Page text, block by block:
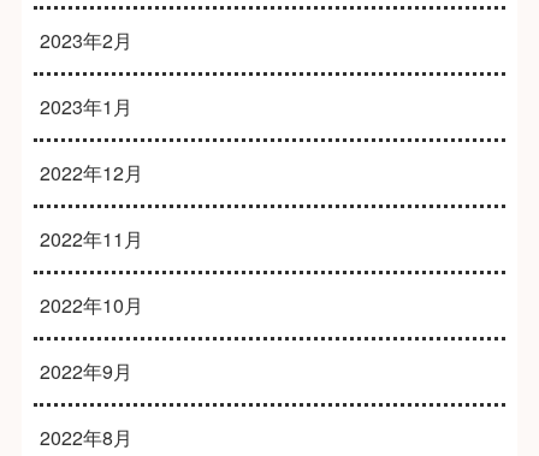
2023年2月
2023年1月
2022年12月
2022年11月
2022年10月
2022年9月
2022年8月